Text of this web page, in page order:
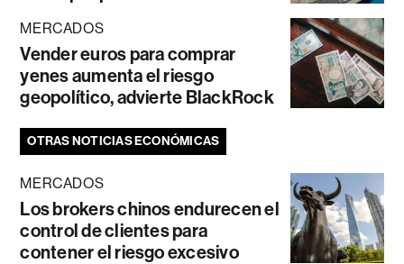
MERCADOS
Vender euros para comprar
yenes aumenta el riesgo
geopolítico, advierte BlackRock
OTRAS NOTICIAS ECONÓMICAS
MERCADOS
Los brokers chinos endurecen el
control de clientes para
contener el riesgo excesivo